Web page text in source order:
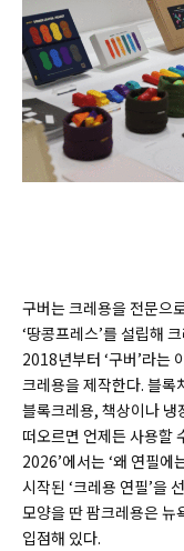
구버는 크레용을 전문으
‘땅콩프레스’를 설립해
2018년부터 ‘구버’라는
크레용을 제작한다. 블록
블록크레용, 책상이나
떠오르면 언제든 사용할
2026’에서는 ‘왜 연필에
시작된 ‘크레용 연필’을
모양을 딴 팜크레용은
입점해 있다.